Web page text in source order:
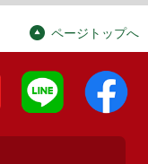
ページトップへ